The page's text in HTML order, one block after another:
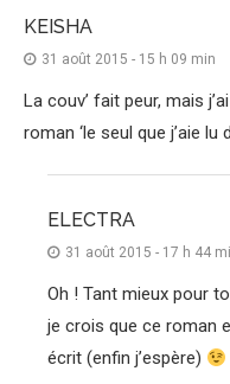
KEISHA
31 août 2015 - 15 h 09 min
La couv’ fait peur, mais
roman ‘le seul que j’aie lu
ELECTRA
31 août 2015 - 17 h 44
Oh ! Tant mieux pour
je crois que ce roman
écrit (enfin j’espère)